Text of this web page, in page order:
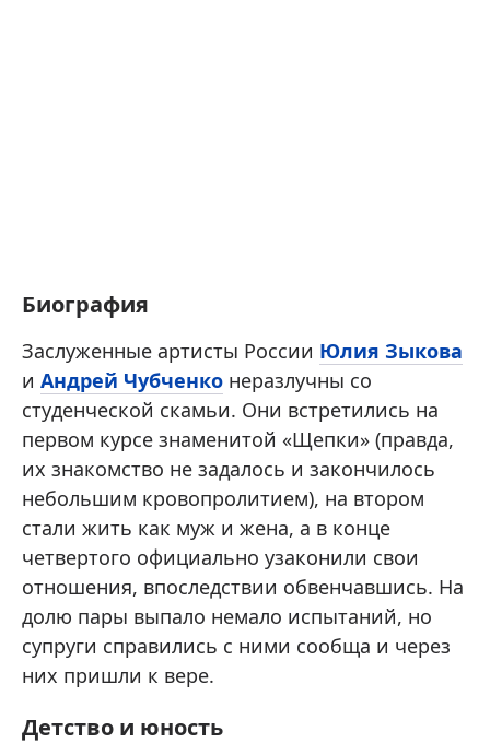
Биография
Заслуженные артисты России Юлия Зыкова
и Андрей Чубченко неразлучны со
студенческой скамьи. Они встретились на
первом курсе знаменитой «Щепки» (правда,
их знакомство не задалось и закончилось
небольшим кровопролитием), на втором
стали жить как муж и жена, а в конце
четвертого официально узаконили свои
отношения, впоследствии обвенчавшись. На
долю пары выпало немало испытаний, но
супруги справились с ними сообща и через
них пришли к вере.
Детство и юность